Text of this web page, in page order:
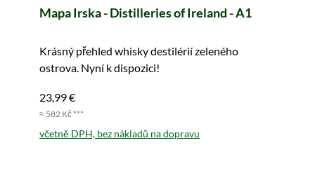
Mapa Irska - Distilleries of Ireland - A1
Krásný přehled whisky destilérií zeleného
ostrova. Nyní k dispozici!
23,99 €
≈ 582 Kč ***
včetně DPH, bez nákladů na dopravu